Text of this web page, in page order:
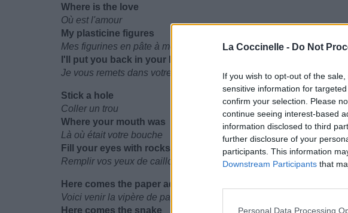
La Coccinelle - Do Not
If you wish to opt-out of the
sensitive information for
confirm your selection. Please
continue seeing interest-based
information disclosed to third
further disclosure of your
participants. This information
Downstream Participants that
Personal Data Processing
Where is the love
Où est l'amour
My plasticine figures
Mes figurines en pâte à modeler
I'll put you back in your box
Je vous remets dans votre boîte
Stick a hole
Coller un trou
Where your mouth was
Là où était votre bouche
Fill your eyes with rocks
Remplir vos yeux de cailloux
Here comes the paper adder
Voici venir la vipère de papier
Here comes the snake